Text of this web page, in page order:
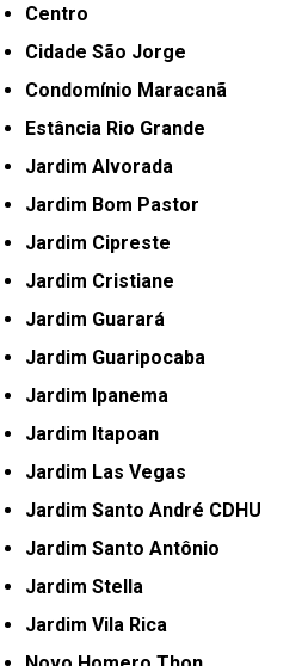
Centro
Cidade São Jorge
Condomínio Maracanã
Estância Rio Grande
Jardim Alvorada
Jardim Bom Pastor
Jardim Cipreste
Jardim Cristiane
Jardim Guarará
Jardim Guaripocaba
Jardim Ipanema
Jardim Itapoan
Jardim Las Vegas
Jardim Santo André CDHU
Jardim Santo Antônio
Jardim Stella
Jardim Vila Rica